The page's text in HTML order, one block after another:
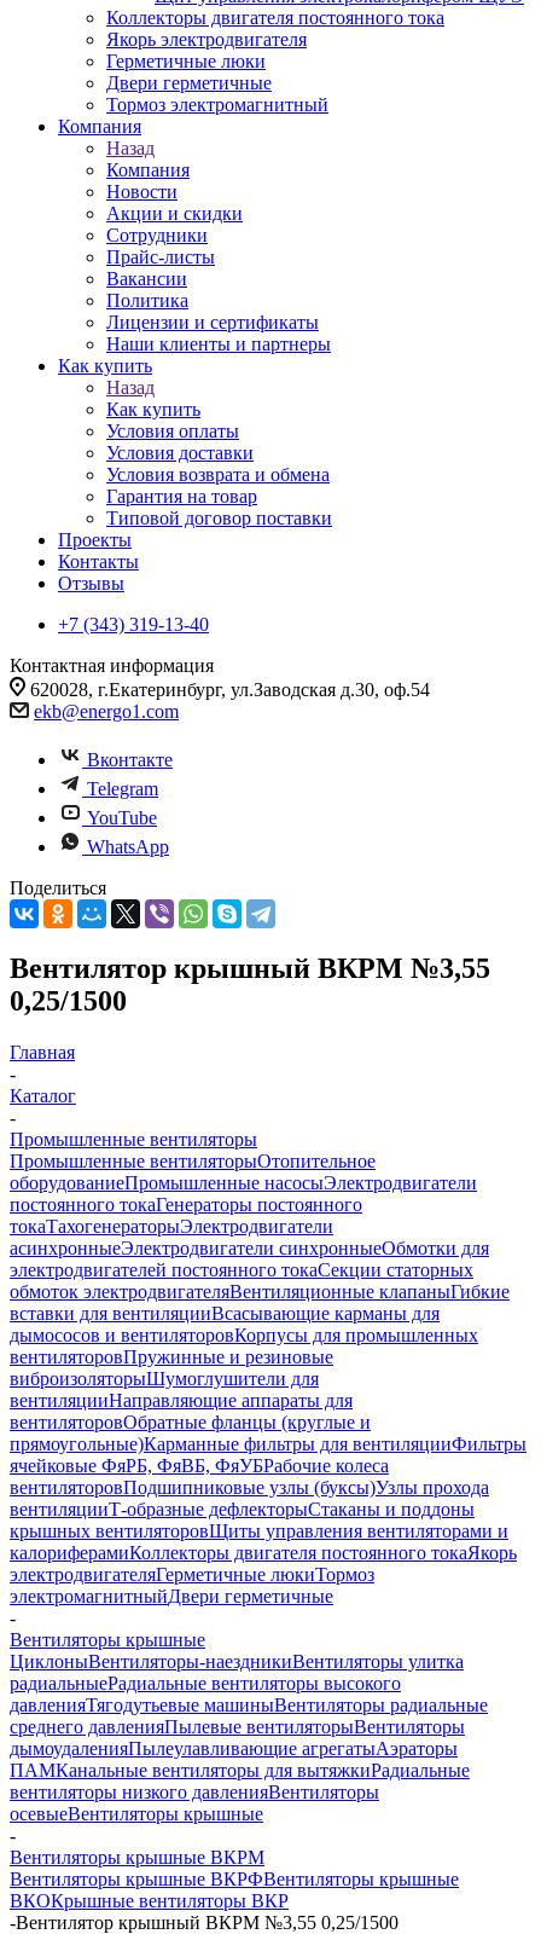
Коллекторы двигателя постоянного тока
Якорь электродвигателя
Герметичные люки
Двери герметичные
Тормоз электромагнитный
Компания
Назад
Компания
Новости
Акции и скидки
Сотрудники
Прайс-листы
Вакансии
Политика
Лицензии и сертификаты
Наши клиенты и партнеры
Как купить
Назад
Как купить
Условия оплаты
Условия доставки
Условия возврата и обмена
Гарантия на товар
Типовой договор поставки
Проекты
Контакты
Отзывы
+7 (343) 319-13-40
Контактная информация
620028, г.Екатеринбург, ул.Заводская д.30, оф.54
ekb@energo1.com
Вконтакте
Telegram
YouTube
WhatsApp
Поделиться
Вентилятор крышный ВКРМ №3,55
0,25/1500
Главная
-
Каталог
-
Промышленные вентиляторы
Промышленные вентиляторыОтопительное
оборудованиеПромышленные насосыЭлектродвигатели
постоянного токаГенераторы постоянного
токаТахогенераторыЭлектродвигатели
асинхронныеЭлектродвигатели синхронныеОбмотки для
электродвигателей постоянного токаСекции статорных
обмоток электродвигателяВентиляционные клапаныГибкие
вставки для вентиляцииВсасывающие карманы для
дымососов и вентиляторовКорпусы для промышленных
вентиляторовПружинные и резиновые
виброизоляторыШумоглушители для
вентиляцииНаправляющие аппараты для
вентиляторовОбратные фланцы (круглые и
прямоугольные)Карманные фильтры для вентиляцииФильтры
ячейковые ФяРБ, ФяВБ, ФяУБРабочие колеса
вентиляторовПодшипниковые узлы (буксы)Узлы прохода
вентиляцииТ-образные дефлекторыСтаканы и поддоны
крышных вентиляторовЩиты управления вентиляторами и
калориферамиКоллекторы двигателя постоянного токаЯкорь
электродвигателяГерметичные люкиТормоз
электромагнитныйДвери герметичные
-
Вентиляторы крышные
ЦиклоныВентиляторы-наездникиВентиляторы улитка
радиальныеРадиальные вентиляторы высокого
давленияТягодутьевые машиныВентиляторы радиальные
среднего давленияПылевые вентиляторыВентиляторы
дымоудаленияПылеулавливающие агрегатыАэраторы
ПАМКанальные вентиляторы для вытяжкиРадиальные
вентиляторы низкого давленияВентиляторы
осевыеВентиляторы крышные
-
Вентиляторы крышные ВКРМ
Вентиляторы крышные ВКРФВентиляторы крышные
ВКОКрышные вентиляторы ВКР
-Вентилятор крышный ВКРМ №3,55 0,25/1500